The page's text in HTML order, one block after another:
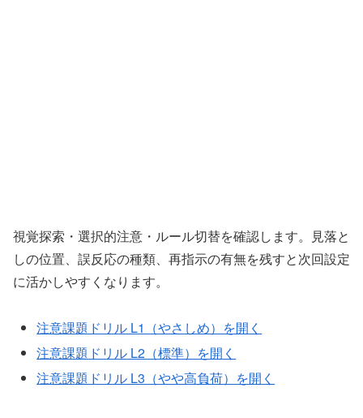
視覚探索・選択的注意・ルール切替を確認します。見落と
しの位置、誤反応の種類、再指示の有無を残すと次回設定
に活かしやすくなります。
注意課題ドリル L1（やさしめ）を開く
注意課題ドリル L2（標準）を開く
注意課題ドリル L3（やや高負荷）を開く